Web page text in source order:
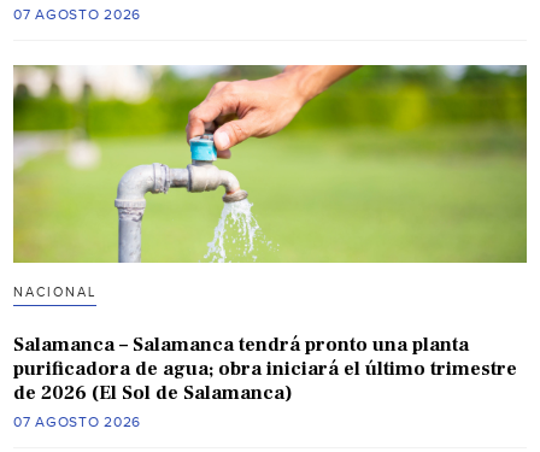
07 AGOSTO 2026
NACIONAL
Salamanca – Salamanca tendrá pronto una planta
purificadora de agua; obra iniciará el último trimestre
de 2026 (El Sol de Salamanca)
07 AGOSTO 2026